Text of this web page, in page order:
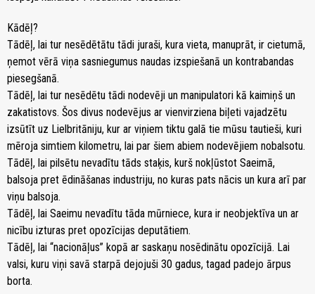
Kādēļ?
Tādēļ, lai tur nesēdētātu tādi juraši, kura vieta, manuprāt, ir cietumā,
ņemot vērā viņa sasniegumus naudas izspiešanā un kontrabandas
piesegšanā.
Tādēļ, lai tur nesēdētu tādi nodevēji un manipulatori kā kaimiņš un
zakatistovs. Šos divus nodevējus ar vienvirziena biļeti vajadzētu
izsūtīt uz Lielbritāniju, kur ar viņiem tiktu galā tie mūsu tautieši, kuri
mēroja simtiem kilometru, lai par šiem abiem nodevējiem nobalsotu.
Tādēļ, lai pilsētu nevadītu tāds staķis, kurš nokļūstot Saeimā,
balsoja pret ēdināšanas industriju, no kuras pats nācis un kura arī par
viņu balsoja.
Tādēļ, lai Saeimu nevadītu tāda mūrniece, kura ir neobjektīva un ar
nicību izturas pret opozīcijas deputātiem.
Tādēļ, lai “nacionāļus” kopā ar saskaņu nosēdinātu opozīcijā. Lai
valsi, kuru viņi savā starpā dejojuši 30 gadus, tagad padejo ārpus
borta.